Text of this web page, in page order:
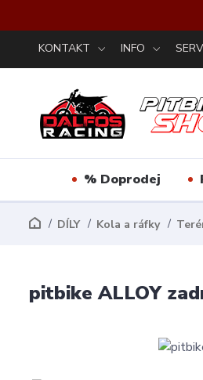
KONTAKT INFO
% Doprodej
DÍLY Kola a ráfky
pitbike ALLOY